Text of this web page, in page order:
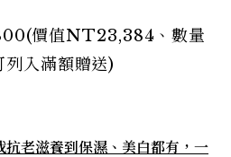
價值NT23,384、數量
入滿額贈送)
老滋養到保濕、美白都有，一